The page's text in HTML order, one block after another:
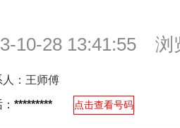
10-28 13:41:55 浏
： 王师傅
********* 点击查看号码